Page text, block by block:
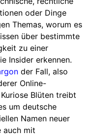
oder Dinge
Themas, worum es
über bestimmte
zu einer
Insider erkennen.
der Fall, also
Online-
Blüten treibt
um deutsche
Namen neuer
auch mit